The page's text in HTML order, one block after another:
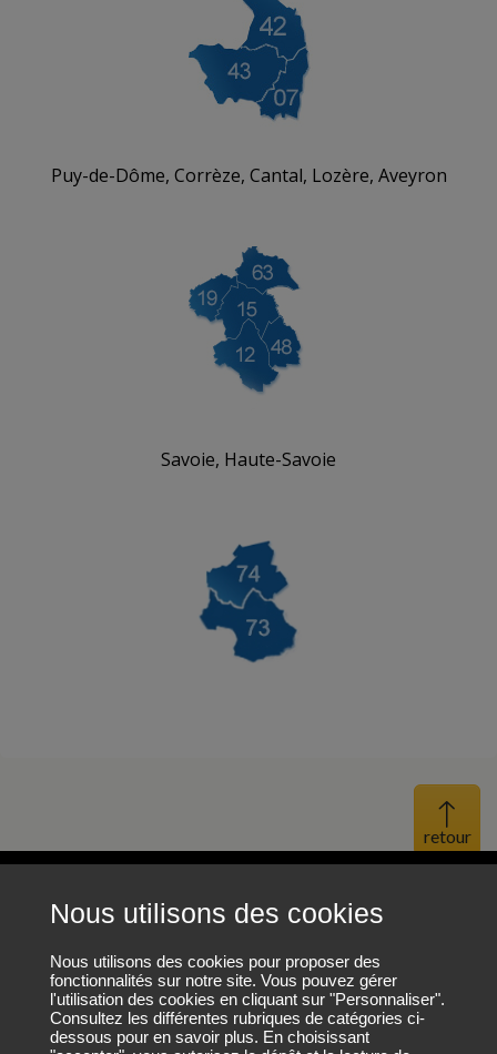
Nous utilisons des cookies
Nous utilisons des cookies pour proposer des
fonctionnalités sur notre site. Vous pouvez gérer
l'utilisation des cookies en cliquant sur "Personnaliser".
Consultez les différentes rubriques de catégories ci-
dessous pour en savoir plus. En choisissant
Puy-de-Dôme, Corrèze, Cantal, Lozère, Aveyron
Savoie, Haute-Savoie
Haut
Mentions légales
Protection des données personnelles
Plan du site